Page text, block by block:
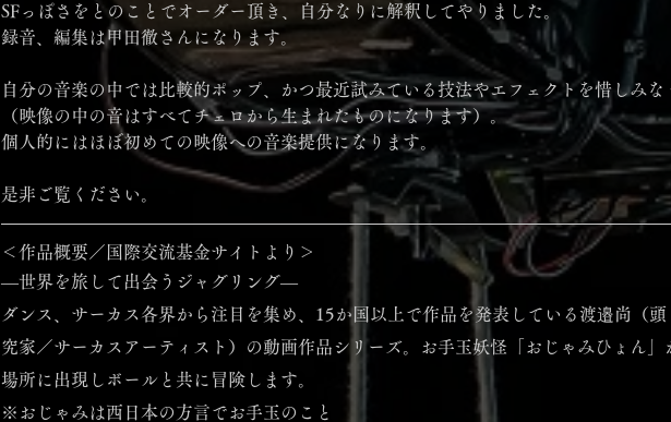
SFっぽさをとのことでオーダー頂き、自分なりに解釈してやりました。
録音、編集は甲田徹さんになります。
自分の音楽の中では比較的ポップ、かつ最近試みている技法やエフェクトを惜しみな
（映像の中の音はすべてチェロから生まれたものになります）。
個人的にはほぼ初めての映像への音楽提供になります。
是非ご覧ください。
＜作品概要／国際交流基金サイトより＞
―世界を旅して出会うジャグリング―
ダンス、サーカス各界から注目を集め、15か国以上で作品を発表している渡邉尚（
究家／サーカスアーティスト）の動画作品シリーズ。お手玉妖怪「おじゃみひょん」
場所に出現しボールと共に冒険します。
※おじゃみは西日本の方言でお手玉のこと